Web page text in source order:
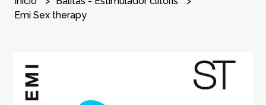
Emi Sex therapy